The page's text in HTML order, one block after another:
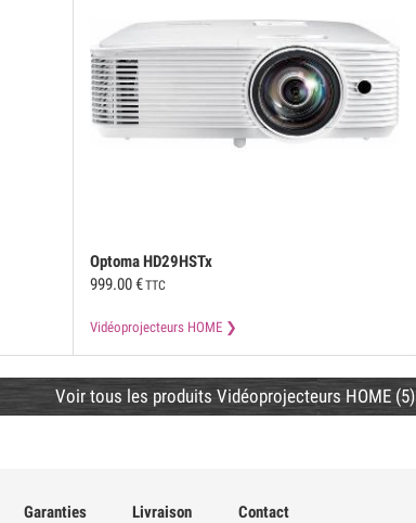
OptomaHD29HSTx
999.00€TTC
Vidéoprojecteurs HOME
Voir tous les produits Vidéoprojecteurs HOME (5)
Garanties Livraison Contact